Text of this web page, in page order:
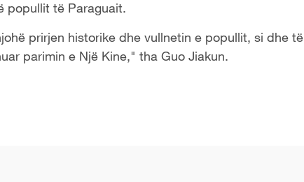
popullit të Paraguait.
prirjen historike dhe vullnetin e popullit, si dhe të
parimin e Një Kine," tha Guo Jiakun.